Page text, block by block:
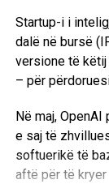
Startup-i i
dalë në bursë
versione të këtij
– për
Në maj,
e saj të
softuerikë të
aftë për të